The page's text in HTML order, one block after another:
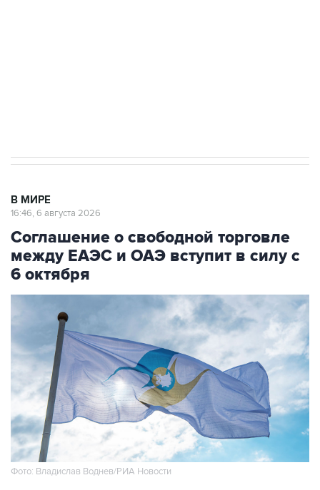
В МИРЕ
16:46, 6 августа 2026
Соглашение о свободной торговле
между ЕАЭС и ОАЭ вступит в силу с
6 октября
Фото: Владислав Воднев/РИА Новости